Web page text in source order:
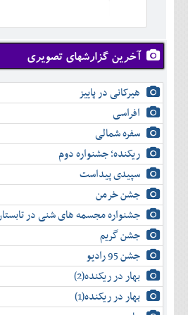
شهريور
مهر
آبان
آذر
دی
بهمن
اسفند
تير
مرداد
شهريور
مهر
آبان
آذر
دی
بهمن
اسفند
آخرین گزارشهای تصویری
هیرکانی در پاییز
افراسی
سفره شمالی
ریکنده؛ جشنواره دوم
سپیدی پیداست
جشن خرمن
جشنواره مجسمه های شنی در
جشن گریم
جشن 95 رادیو
بهار در ریکنده(2)
بهار در ریکنده(1)